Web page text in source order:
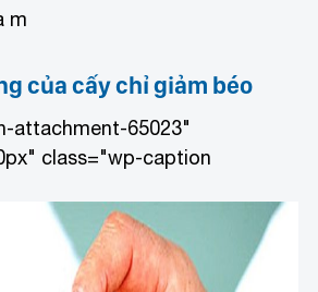
m
của cấy chỉ giảm béo
attachment-65023"
class="wp-caption